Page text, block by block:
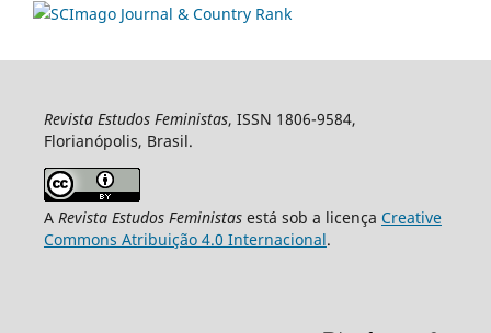
Revista Estudos Feministas, ISSN 1806-9584,
Florianópolis, Brasil.
A Revista Estudos Feministasestá sob a licença Creative
Commons Atribuição 4.0 Internacional.